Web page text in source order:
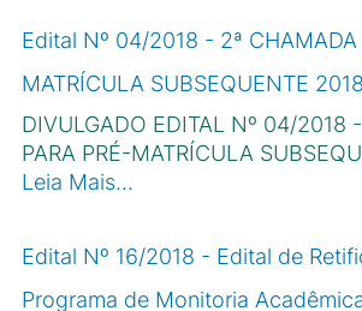
Edital Nº 04/2018 - 2ª CHAMADA
MATRÍCULA SUBSEQUENTE
DIVULGADO EDITAL Nº 04/2018
PARA PRÉ-MATRÍCULA
Leia Mais…
Edital Nº 16/2018 - Edital de
Programa de Monitoria